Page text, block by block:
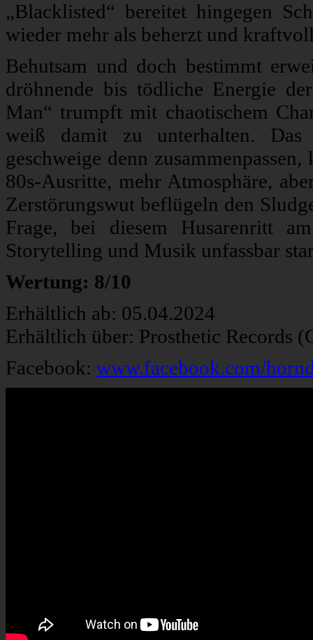
„Blacklisted“ bereitet hingegen
wieder mehr als beherzt und
Behutsam und doch bestimmt
dröhnende bis tödliche Energie
Man“ trumpft mit chaotischem
weiß damit zu unterhalten.
geschweige denn
80s-Ausritte, mehr Atmosphäre,
Zerstörungswut beflügeln den
Frage, bei diesem Husarenritt
Storytelling und Musik unfassbar
Wertung: 8/10
Erhältlich ab: 05.04.2024
Erhältlich über: Prosthetic Records
Facebook: www.facebook.com/